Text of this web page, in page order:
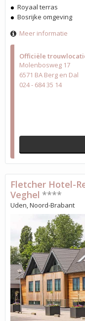
Officiële
Molenbosweg 17
6571 BA Berg en Dal
024 - 684 35 14
Royaal terras
Bosrijke omgeving
Meer informatie
Fletcher Hotel-
Veghel ****
Uden, Noord-Brabant